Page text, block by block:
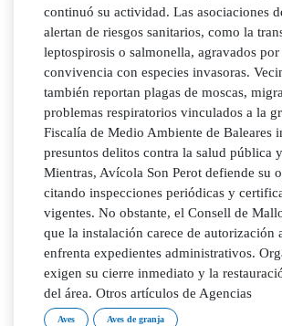
continuó su actividad. Las asociaciones
alertan de riesgos sanitarios, como la
leptospirosis o salmonella, agravados por
convivencia con especies invasoras.
también reportan plagas de moscas,
problemas respiratorios vinculados a la
Fiscalía de Medio Ambiente de Baleares
presuntos delitos contra la salud pública
Mientras, Avícola Son Perot defiende su
citando inspecciones periódicas y
vigentes. No obstante, el Consell de
que la instalación carece de autorización
enfrenta expedientes administrativos.
exigen su cierre inmediato y la
del área. Otros artículos de Agencias
Aves Aves de granja